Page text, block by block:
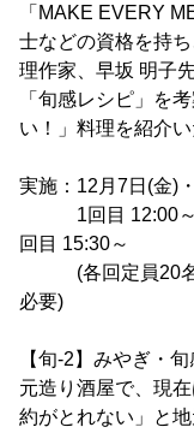
「MAKE EVERY
士などの資格を持
理作家、早坂 明子
「旬感レシピ」を
い！」料理を紹介い
実施：12月7日(金)
1回目 12:00～、
回目 15:30～
(各回定員20名
必要)
【旬-2】みやぎ・
元造り酒屋で、現
約がとれない」と